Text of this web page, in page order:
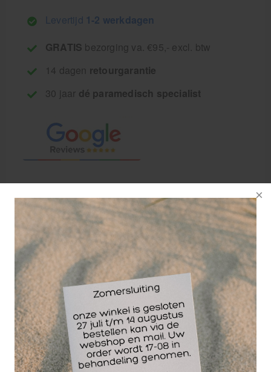
Levertijd 1-2 werkdagen
GRATIS bezorging va. €95,- excl. btw
14 dagen retourgarantie
30 jaar dé paramedisch specialist
De Hallux Valgus is een orthese voor het corrigeren
van een standsafwijking van de grote teen. De
Hallux Valguis werkt doordat (geringe) krachten
tijdens de nacht inwerken tegen de
teenscheefstand. Terwijl je slaapt wordt de stand
van de grote teen dus gecorrigeerd. De Hallux
Valgus nachtspalk is niet gemaakt om mee te lopen
en mag dan ook alleen gebruikt worden wanneer
men gaat slapen. De Hallux Valgus nachtspalk is
verkrijgbaar in een linker of rechter uitvoering en
wordt per stuk verkocht.